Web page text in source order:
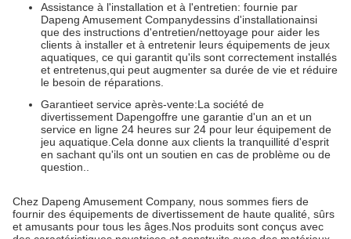
Assistance à l'installation et à l'entretien: fournie par
Dapeng Amusement Companydessins d'installationainsi
que des instructions d'entretien/nettoyage pour aider les
clients à installer et à entretenir leurs équipements de jeux
aquatiques, ce qui garantit qu'ils sont correctement installés
et entretenus,qui peut augmenter sa durée de vie et réduire
le besoin de réparations.
Garantieet service après-vente:La société de
divertissement Dapengoffre une garantie d'un an et un
service en ligne 24 heures sur 24 pour leur équipement de
jeu aquatique.Cela donne aux clients la tranquillité d'esprit
en sachant qu'ils ont un soutien en cas de problème ou de
question..
Chez Dapeng Amusement Company, nous sommes fiers de
fournir des équipements de divertissement de haute qualité, sûrs
et amusants pour tous les âges.Nos produits sont conçus avec